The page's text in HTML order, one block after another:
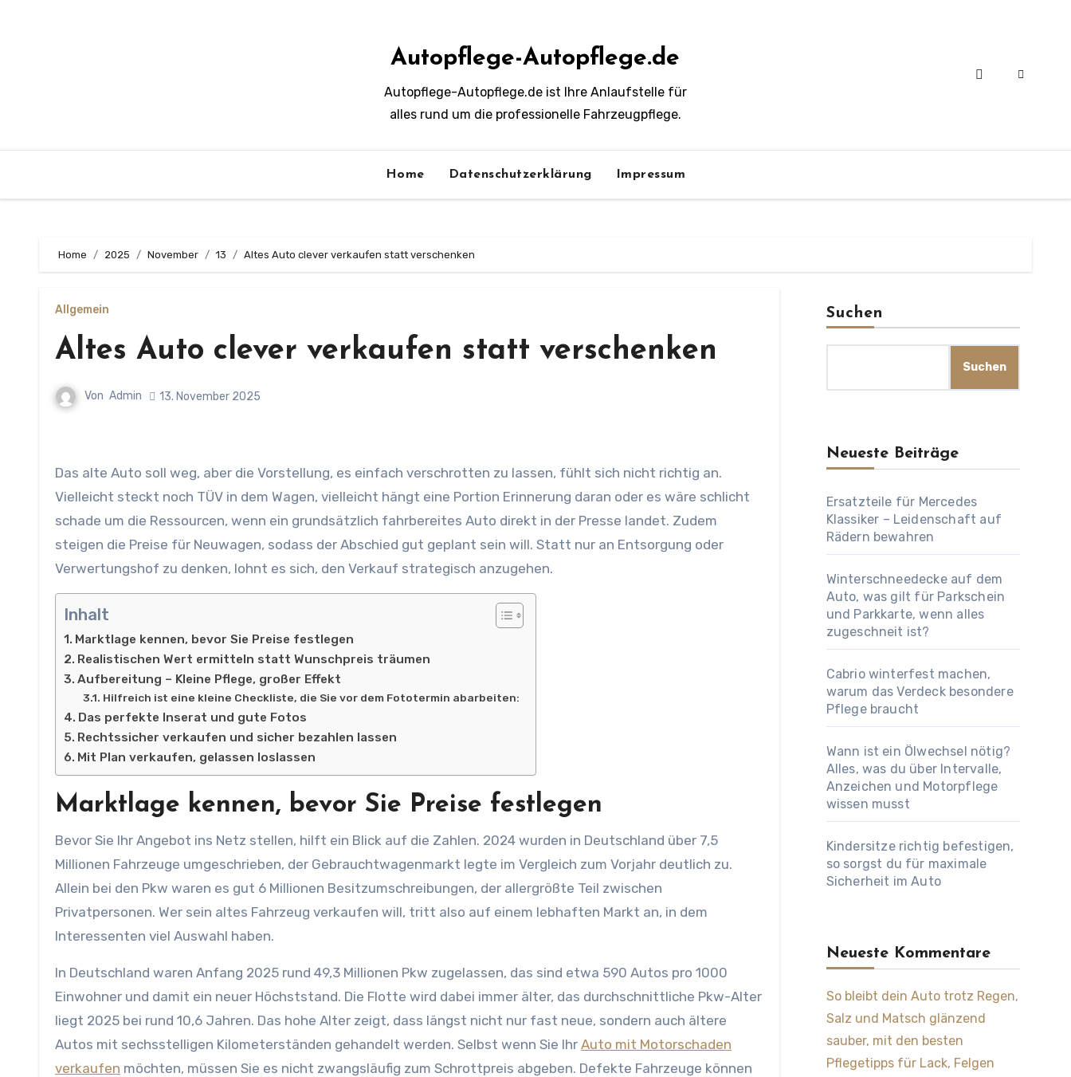
Autopflege-Autopflege.de
Autopflege-Autopflege.de ist Ihre Anlaufstelle für
alles rund um die professionelle Fahrzeugpflege.
Home Datenschutzerklärung Impressum
Home 2025 November 13 Altes Auto clever verkaufen statt verschenken
Allgemein
Altes Auto clever verkaufen statt verschenken
Von Admin 13. November 2025
Das alte Auto soll weg, aber die Vorstellung, es einfach verschrotten zu lassen, fühlt sich nicht richtig an.
Vielleicht steckt noch TÜV in dem Wagen, vielleicht hängt eine Portion Erinnerung daran oder es wäre schlicht
schade um die Ressourcen, wenn ein grundsätzlich fahrbereites Auto direkt in der Presse landet. Zudem
steigen die Preise für Neuwagen, sodass der Abschied gut geplant sein will. Statt nur an Entsorgung oder
Verwertungshof zu denken, lohnt es sich, den Verkauf strategisch anzugehen.
Inhalt
Marktlage kennen, bevor Sie Preise festlegen
Realistischen Wert ermitteln statt Wunschpreis träumen
Aufbereitung – Kleine Pflege, großer Effekt
Hilfreich ist eine kleine Checkliste, die Sie vor dem Fototermin abarbeiten:
Das perfekte Inserat und gute Fotos
Rechtssicher verkaufen und sicher bezahlen lassen
Mit Plan verkaufen, gelassen loslassen
Marktlage kennen, bevor Sie Preise festlegen
Bevor Sie Ihr Angebot ins Netz stellen, hilft ein Blick auf die Zahlen. 2024 wurden in Deutschland über 7,5
Millionen Fahrzeuge umgeschrieben, der Gebrauchtwagenmarkt legte im Vergleich zum Vorjahr deutlich zu.
Allein bei den Pkw waren es gut 6 Millionen Besitzumschreibungen, der allergrößte Teil zwischen
Privatpersonen. Wer sein altes Fahrzeug verkaufen will, tritt also auf einem lebhaften Markt an, in dem
Interessenten viel Auswahl haben.
In Deutschland waren Anfang 2025 rund 49,3 Millionen Pkw zugelassen, das sind etwa 590 Autos pro 1000
Einwohner und damit ein neuer Höchststand. Die Flotte wird dabei immer älter, das durchschnittliche Pkw-Alter
liegt 2025 bei rund 10,6 Jahren. Das hohe Alter zeigt, dass längst nicht nur fast neue, sondern auch ältere
Autos mit sechsstelligen Kilometerständen gehandelt werden. Selbst wenn Sie Ihr Auto mit Motorschaden
verkaufen möchten, müssen Sie es nicht zwangsläufig zum Schrottpreis abgeben. Defekte Fahrzeuge können
Suchen
Suchen
Neueste Beiträge
Ersatzteile für Mercedes
Klassiker – Leidenschaft auf
Rädern bewahren
Winterschneedecke auf dem
Auto, was gilt für Parkschein
und Parkkarte, wenn alles
zugeschneit ist?
Cabrio winterfest machen,
warum das Verdeck besondere
Pflege braucht
Wann ist ein Ölwechsel nötig?
Alles, was du über Intervalle,
Anzeichen und Motorpflege
wissen musst
Kindersitze richtig befestigen,
so sorgst du für maximale
Sicherheit im Auto
Neueste Kommentare
So bleibt dein Auto trotz Regen,
Salz und Matsch glänzend
sauber, mit den besten
Pflegetipps für Lack, Felgen